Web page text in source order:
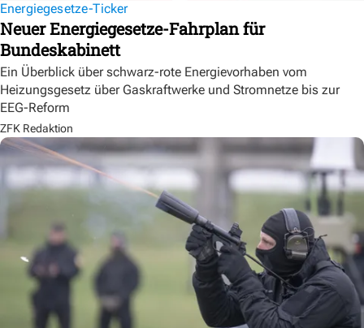
Energiegesetze-Ticker
Neuer Energiegesetze-Fahrplan für
Bundeskabinett
Ein Überblick über schwarz-rote Energievorhaben vom
Heizungsgesetz über Gaskraftwerke und Stromnetze bis zur
EEG-Reform
ZFK Redaktion